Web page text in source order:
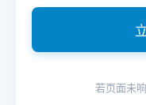
若页面未